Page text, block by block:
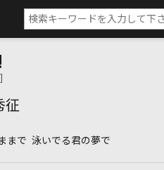
征
まで 泳いでる君の夢で